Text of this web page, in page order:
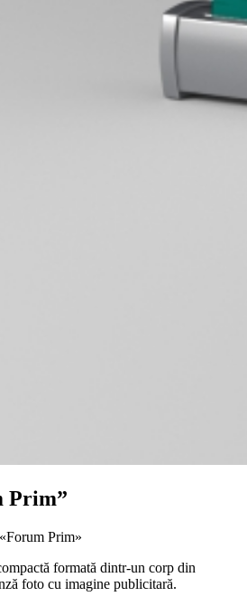
Prim”
Prim»
formată dintr-un corp din
foto cu imagine publicitară.